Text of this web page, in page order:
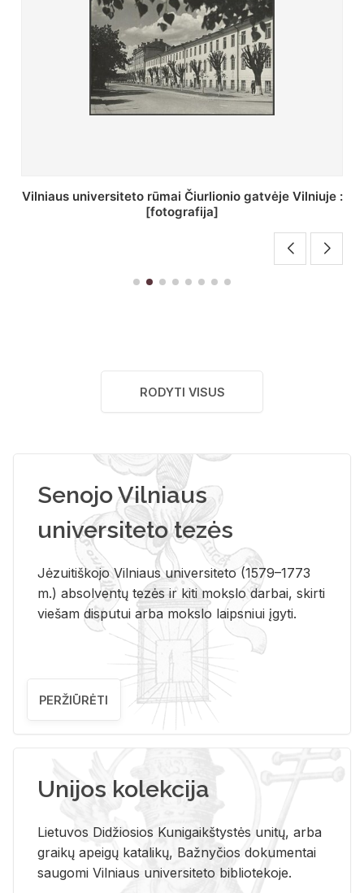
St. Batoro universiteto J. Pilsudskio kolegija :
[fotografija]
RODYTI VISUS
Senojo Vilniaus
universiteto tezės
Jėzuitiškojo Vilniaus universiteto (1579–1773
m.) absolventų tezės ir kiti mokslo darbai, skirti
viešam disputui arba mokslo laipsniui įgyti.
PERŽIŪRĖTI
Unijos kolekcija
Lietuvos Didžiosios Kunigaikštystės unitų, arba
graikų apeigų katalikų, Bažnyčios dokumentai
saugomi Vilniaus universiteto bibliotekoje.